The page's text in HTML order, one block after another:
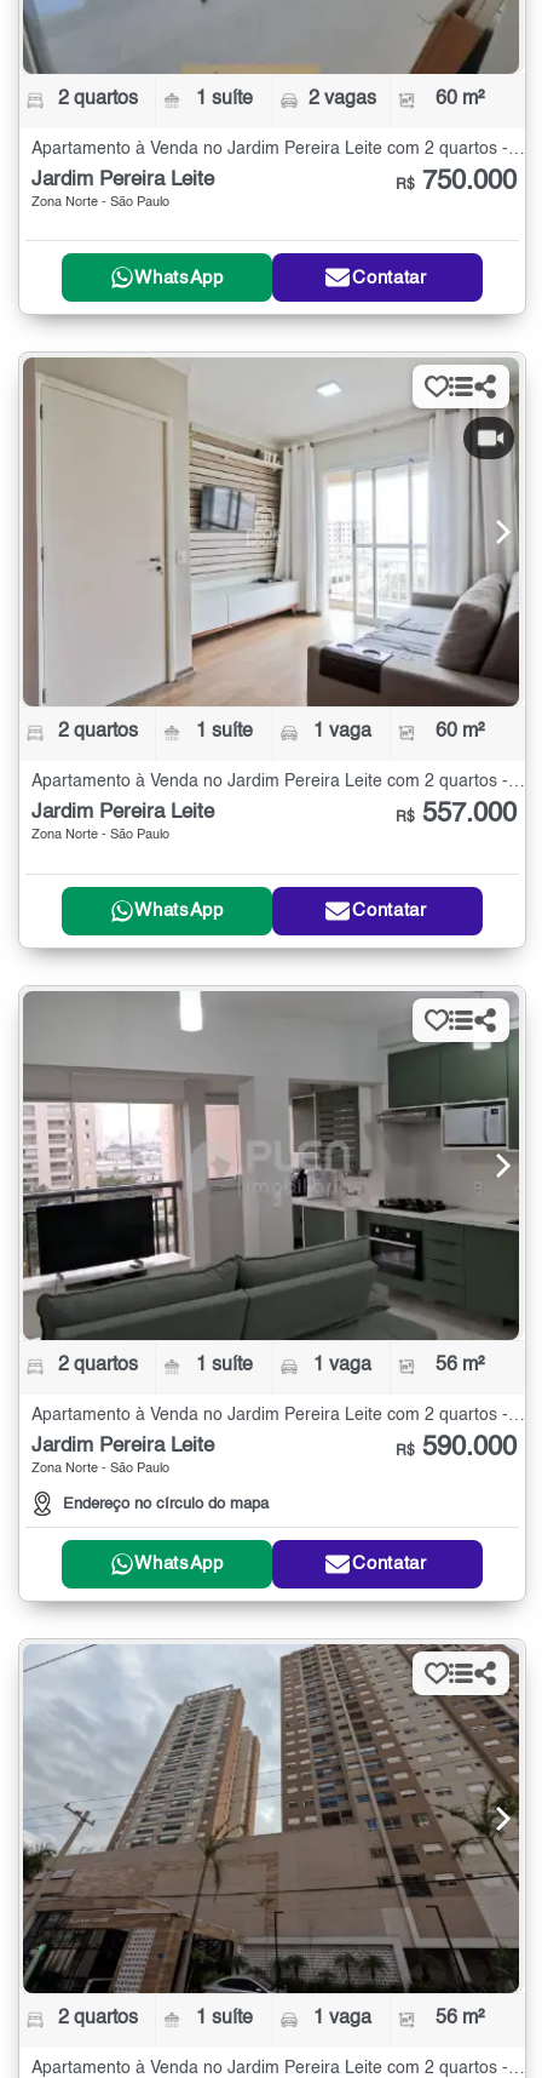
2 quartos 1 suíte 2 vagas 60 m²
Apartamento à Venda no Jardim Pereira Leite com 2 quartos - 60 m²
Jardim Pereira Leite
Zona Norte - São Paulo
R$ 750.000
WhatsApp Contatar
2 quartos 1 suíte 1 vaga 60 m²
Apartamento à Venda no Jardim Pereira Leite com 2 quartos - 60 m²
Jardim Pereira Leite
Zona Norte - São Paulo
R$ 557.000
WhatsApp Contatar
2 quartos 1 suíte 1 vaga 56 m²
Jardim Pereira Leite
Zona Norte - São Paulo
Endereço no círculo do mapa
R$ 590.000
WhatsApp Contatar
2 quartos 1 suíte 1 vaga 56 m²
Apartamento à Venda no Jardim Pereira Leite com 2 quartos - 56 m²